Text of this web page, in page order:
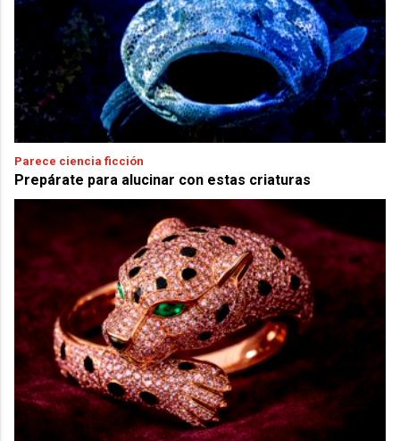
Parece ciencia ficción
Prepárate para alucinar con estas criaturas